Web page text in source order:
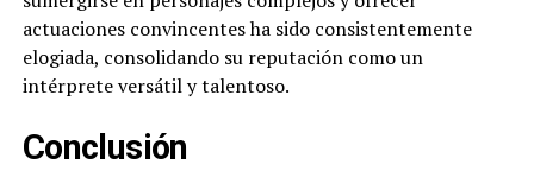
actuaciones convincentes ha sido consistentemente
elogiada, consolidando su reputación como un
intérprete versátil y talentoso.
Conclusión